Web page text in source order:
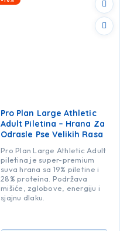
Pro Plan Large Athletic
Adult Piletina – Hrana Za
Odrasle Pse Velikih Rasa
Pro Plan Large Athletic Adult
piletina je super-premium
suva hrana sa 19% piletine i
28% proteina. Podržava
mišiće, zglobove, energiju i
sjajnu dlaku.